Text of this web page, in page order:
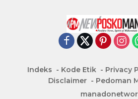
Indeks Kode Etik Privacy
Disclaimer
Pedoman